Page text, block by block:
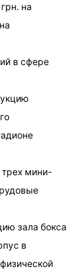
на
в сфере
мини-
зала бокса
в